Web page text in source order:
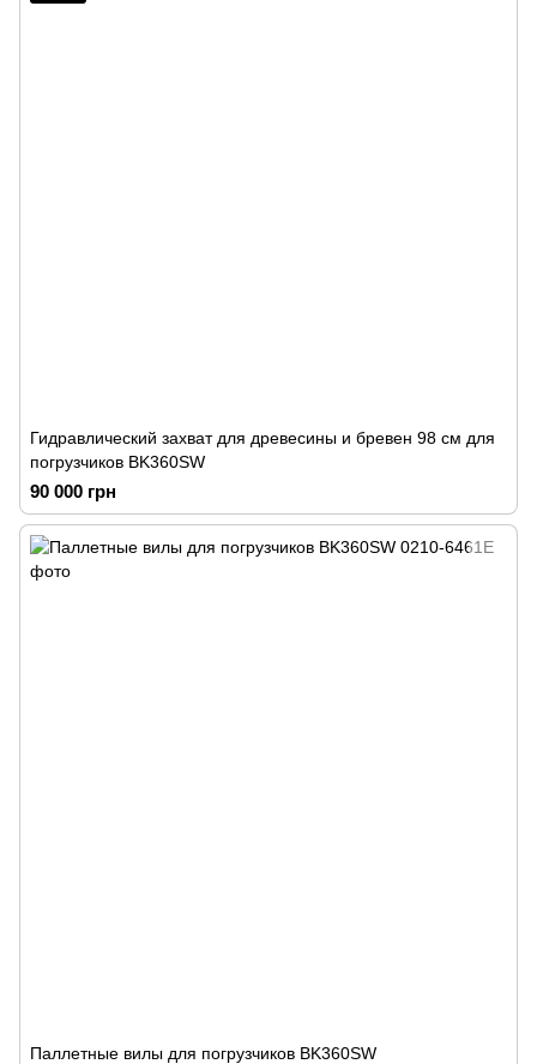
Гидравлический захват для древесины и бревен 98 см для
погрузчиков BK360SW
90 000 грн
Паллетные вилы для погрузчиков BK360SW